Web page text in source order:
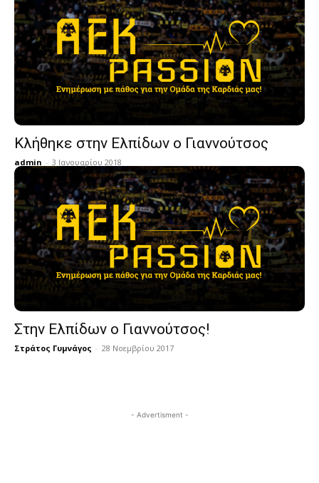
Κλήθηκε στην Ελπίδων ο Γιαννούτσος
admin - 3 Ιανουαρίου 2018
Στην Ελπίδων ο Γιαννούτσος!
Στράτος Γυμνάγος - 28 Νοεμβρίου 2017
- Advertisment -